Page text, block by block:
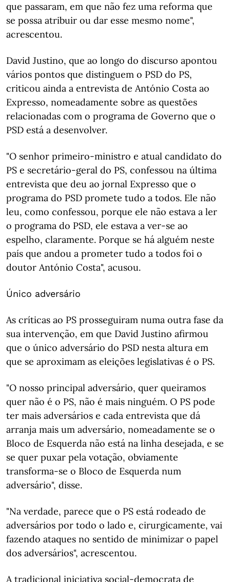
que passaram, em que não fez uma reforma que
se possa atribuir ou dar esse mesmo nome",
acrescentou.
David Justino, que ao longo do discurso apontou
vários pontos que distinguem o PSD do PS,
criticou ainda a entrevista de António Costa ao
Expresso, nomeadamente sobre as questões
relacionadas com o programa de Governo que o
PSD está a desenvolver.
"O senhor primeiro-ministro e atual candidato do
PS e secretário-geral do PS, confessou na última
entrevista que deu ao jornal Expresso que o
programa do PSD promete tudo a todos. Ele não
leu, como confessou, porque ele não estava a ler
o programa do PSD, ele estava a ver-se ao
espelho, claramente. Porque se há alguém neste
país que andou a prometer tudo a todos foi o
doutor António Costa", acusou.
Único adversário
As críticas ao PS prosseguiram numa outra fase da
sua intervenção, em que David Justino afirmou
que o único adversário do PSD nesta altura em
que se aproximam as eleições legislativas é o PS.
"O nosso principal adversário, quer queiramos
quer não é o PS, não é mais ninguém. O PS pode
ter mais adversários e cada entrevista que dá
arranja mais um adversário, nomeadamente se o
Bloco de Esquerda não está na linha desejada, e se
se quer puxar pela votação, obviamente
transforma-se o Bloco de Esquerda num
adversário", disse.
"Na verdade, parece que o PS está rodeado de
adversários por todo o lado e, cirurgicamente, vai
fazendo ataques no sentido de minimizar o papel
dos adversários", acrescentou.
A tradicional iniciativa social-democrata de